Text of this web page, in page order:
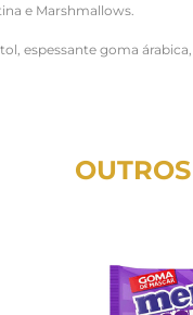
e Marshmallows.
espessante goma